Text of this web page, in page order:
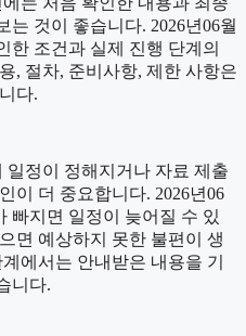
는 것이 좋습니다. 2026년06월
한 조건과 실제 진행 단계의
, 절차, 준비사항, 제한 사항은
다.
정이 정해지거나 자료 제출
이 더 중요합니다. 2026년06
빠지면 일정이 늦어질 수 있
면 예상하지 못한 불편이 생
에서는 안내받은 내용을 기
니다.